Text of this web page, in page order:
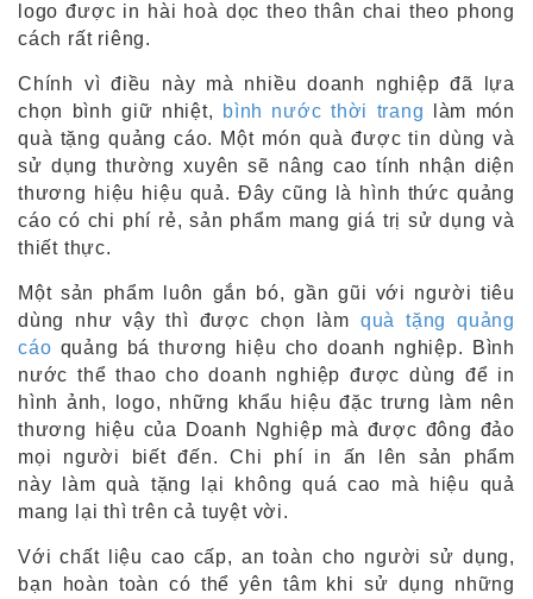
logo được in hài hoà dọc theo thân chai theo phong
cách rất riêng.
Chính vì điều này mà nhiều doanh nghiệp đã lựa
chọn bình giữ nhiệt,
bình nước thời trang làm món
quà tặng quảng cáo. Một món quà được tin dùng và
sử dụng thường xuyên sẽ nâng cao tính nhận diện
thương hiệu hiệu quả. Đây cũng là hình thức quảng
cáo có chi phí rẻ, sản phẩm mang giá trị sử dụng và
thiết thực.
Một sản phẩm luôn gắn bó, gần gũi với người tiêu
dùng như vậy thì được chọn làm quà tặng quảng
cáo quảng bá thương hiệu cho doanh nghiệp. Bình
nước thể thao cho doanh nghiệp được dùng để in
hình ảnh, logo, những khẩu hiệu đặc trưng làm nên
thương hiệu của Doanh Nghiệp mà được đông đảo
mọi người biết đến. Chi phí in ấn lên sản phẩm
này làm quà tặng lại không quá cao mà hiệu quả
mang lại thì trên cả tuyệt vời.
Với chất liệu cao cấp, an toàn cho người sử dụng,
bạn hoàn toàn có thể yên tâm khi sử dụng những